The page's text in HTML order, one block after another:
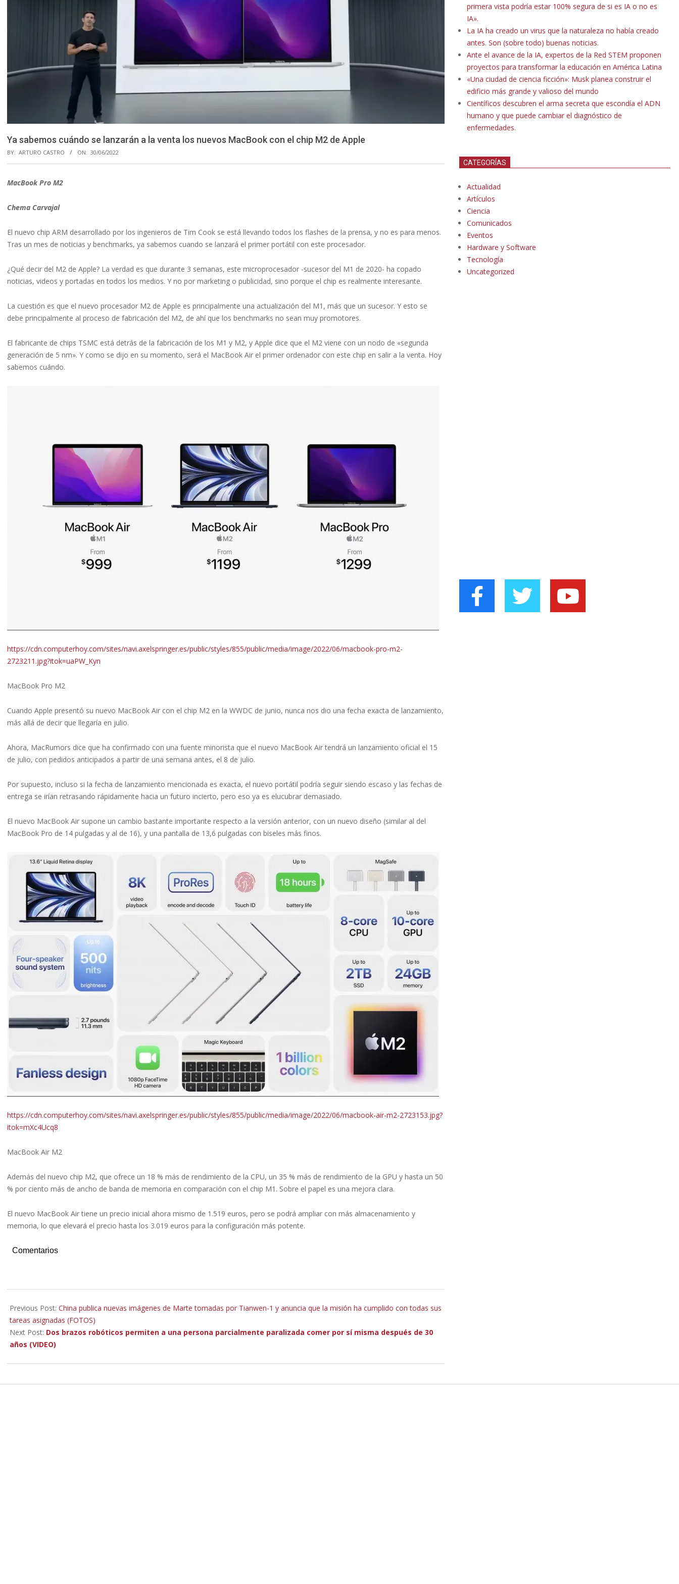
Ya sabemos cuándo se lanzarán a la venta los nuevos MacBook con el chip M2 de Apple
BY: ARTURO CASTRO ON: 30/06/2022
MacBook Pro M2
Chema Carvajal
El nuevo chip ARM desarrollado por los ingenieros de Tim Cook se está llevando todos los flashes de la prensa, y no es para menos.
Tras un mes de noticias y benchmarks, ya sabemos cuando se lanzará el primer portátil con este procesador.
¿Qué decir del M2 de Apple? La verdad es que durante 3 semanas, este microprocesador -sucesor del M1 de 2020- ha copado
noticias, videos y portadas en todos los medios. Y no por marketing o publicidad, sino porque el chip es realmente interesante.
La cuestión es que el nuevo procesador M2 de Apple es principalmente una actualización del M1, más que un sucesor. Y esto se
debe principalmente al proceso de fabricación del M2, de ahí que los benchmarks no sean muy promotores.
El fabricante de chips TSMC está detrás de la fabricación de los M1 y M2, y Apple dice que el M2 viene con un nodo de «segunda
generación de 5 nm». Y como se dijo en su momento, será el MacBook Air el primer ordenador con este chip en salir a la venta. Hoy
sabemos cuándo.
https://cdn.computerhoy.com/sites/navi.axelspringer.es/public/styles/855/public/media/image/2022/06/macbook-pro-m2-
2723211.jpg?itok=uaPW_Kyn
MacBook Pro M2
Cuando Apple presentó su nuevo MacBook Air con el chip M2 en la WWDC de junio, nunca nos dio una fecha exacta de lanzamiento,
más allá de decir que llegaría en julio.
Ahora, MacRumors dice que ha confirmado con una fuente minorista que el nuevo MacBook Air tendrá un lanzamiento oficial el 15
de julio, con pedidos anticipados a partir de una semana antes, el 8 de julio.
Por supuesto, incluso si la fecha de lanzamiento mencionada es exacta, el nuevo portátil podría seguir siendo escaso y las fechas de
entrega se irían retrasando rápidamente hacia un futuro incierto, pero eso ya es elucubrar demasiado.
El nuevo MacBook Air supone un cambio bastante importante respecto a la versión anterior, con un nuevo diseño (similar al del
MacBook Pro de 14 pulgadas y al de 16), y una pantalla de 13,6 pulgadas con biseles más finos.
https://cdn.computerhoy.com/sites/navi.axelspringer.es/public/styles/855/public/media/image/2022/06/macbook-air-m2-2723153.jpg?
itok=mXc4Ucq8
MacBook Air M2
Además del nuevo chip M2, que ofrece un 18 % más de rendimiento de la CPU, un 35 % más de rendimiento de la GPU y hasta un 50
% por ciento más de ancho de banda de memoria en comparación con el chip M1. Sobre el papel es una mejora clara.
El nuevo MacBook Air tiene un precio inicial ahora mismo de 1.519 euros, pero se podrá ampliar con más almacenamiento y
memoria, lo que elevará el precio hasta los 3.019 euros para la configuración más potente.
Comentarios
06-
30
Previous Post: China publica nuevas imágenes de Marte tomadas por Tianwen-1 y anuncia que la misión ha cumplido con todas sus
tareas asignadas (FOTOS)
Next Post: Dos brazos robóticos permiten a una persona parcialmente paralizada comer por sí misma después de 30
años (VIDEO)
primera vista podría estar 100% segura de si es IA o no es
IA».
La IA ha creado un virus que la naturaleza no había creado
antes. Son (sobre todo) buenas noticias.
Ante el avance de la IA, expertos de la Red STEM proponen
proyectos para transformar la educación en América Latina
«Una ciudad de ciencia ficción»: Musk planea construir el
edificio más grande y valioso del mundo
Científicos descubren el arma secreta que escondía el ADN
humano y que puede cambiar el diagnóstico de
enfermedades.
CATEGORÍAS
Actualidad
Artículos
Ciencia
Comunicados
Eventos
Hardware y Software
Tecnología
Uncategorized